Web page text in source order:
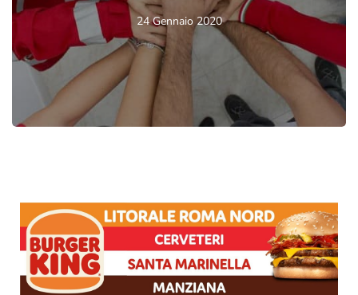
24 Gennaio 2020